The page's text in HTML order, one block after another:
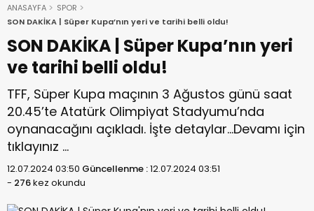
ANASAYFA
SPOR
SON DAKİKA | Süper Kupa’nın yeri ve tarihi belli oldu!
SON DAKİKA | Süper Kupa’nın yeri
ve tarihi belli oldu!
TFF, Süper Kupa maçının 3 Ağustos günü saat
20.45’te Atatürk Olimpiyat Stadyumu’nda
oynanacağını açıkladı. İşte detaylar…Devamı için
tıklayınız …
12.07.2024 03:50 Güncellenme :12.07.2024 03:51
- 276kez okundu